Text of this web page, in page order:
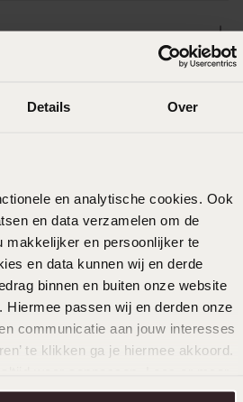
Details Over
en analytische cookies. Ook
en data verzamelen om de
makkelijker en persoonlijker te
en data kunnen wij en derde
binnen en buiten onze website
Hiermee passen wij en derden onze
communicatie aan jouw interesses
te klikken ga je hiermee akkoord.
.
jou
ook